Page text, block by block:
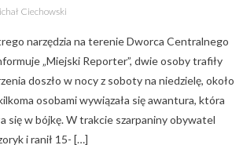
Ciechowski
narzędzia na terenie Dworca Centralnego
„Miejski Reporter”, dwie osoby trafiły
doszło w nocy z soboty na niedzielę, około
osobami wywiązała się awantura, która
się w bójkę. W trakcie szarpaniny obywatel
i ranił 15- […]